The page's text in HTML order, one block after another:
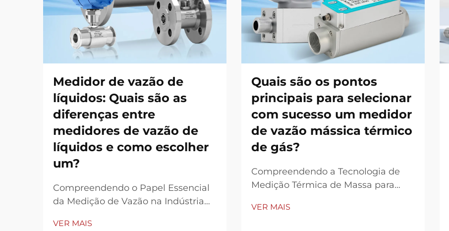
Medidor de vazão de
líquidos: Quais são as
diferenças entre
medidores de vazão de
líquidos e como escolher
um?
Compreendendo o Papel Essencial
da Medição de Vazão na Indústria
de vazão está no centro de
VER MAIS
Quais são os pontos
principais para selecionar
com sucesso um medidor
de vazão mássica térmico
de gás?
Compreendendo a Tecnologia de
Medição Térmica de Massa para
processos industriais modernos, a
VER MAIS